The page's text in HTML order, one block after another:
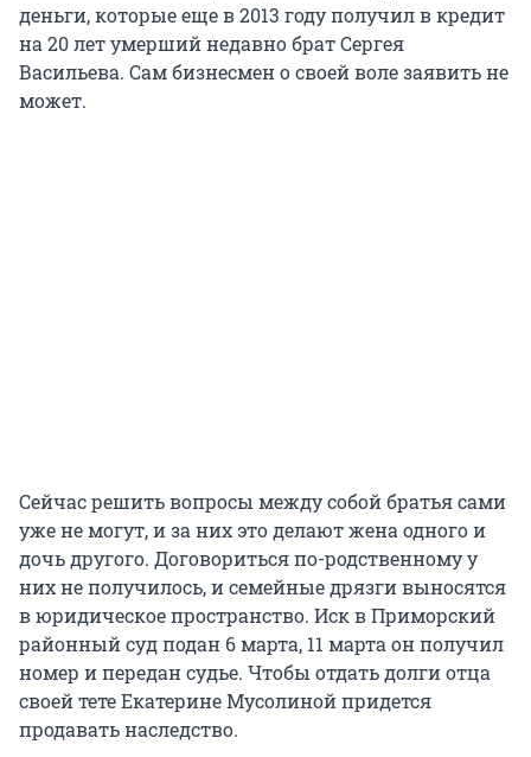
деньги, которые еще в 2013 году получил в кредит
на 20 лет умерший недавно брат Сергея
Васильева. Сам бизнесмен о своей воле заявить не
может.
Сейчас решить вопросы между собой братья сами
уже не могут, и за них это делают жена одного и
дочь другого. Договориться по-родственному у
них не получилось, и семейные дрязги выносятся
в юридическое пространство. Иск в Приморский
районный суд подан 6 марта, 11 марта он получил
номер и передан судье. Чтобы отдать долги отца
своей тете Екатерине Мусолиной придется
продавать наследство.